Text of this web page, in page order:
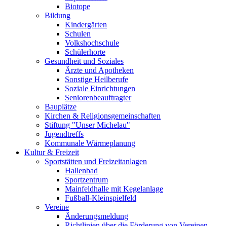
Biotope
Bildung
Kindergärten
Schulen
Volkshochschule
Schülerhorte
Gesundheit und Soziales
Ärzte und Apotheken
Sonstige Heilberufe
Soziale Einrichtungen
Seniorenbeauftragter
Bauplätze
Kirchen & Religionsgemeinschaften
Stiftung "Unser Michelau"
Jugendtreffs
Kommunale Wärmeplanung
Kultur & Freizeit
Sportstätten und Freizeitanlagen
Hallenbad
Sportzentrum
Mainfeldhalle mit Kegelanlage
Fußball-Kleinspielfeld
Vereine
Änderungsmeldung